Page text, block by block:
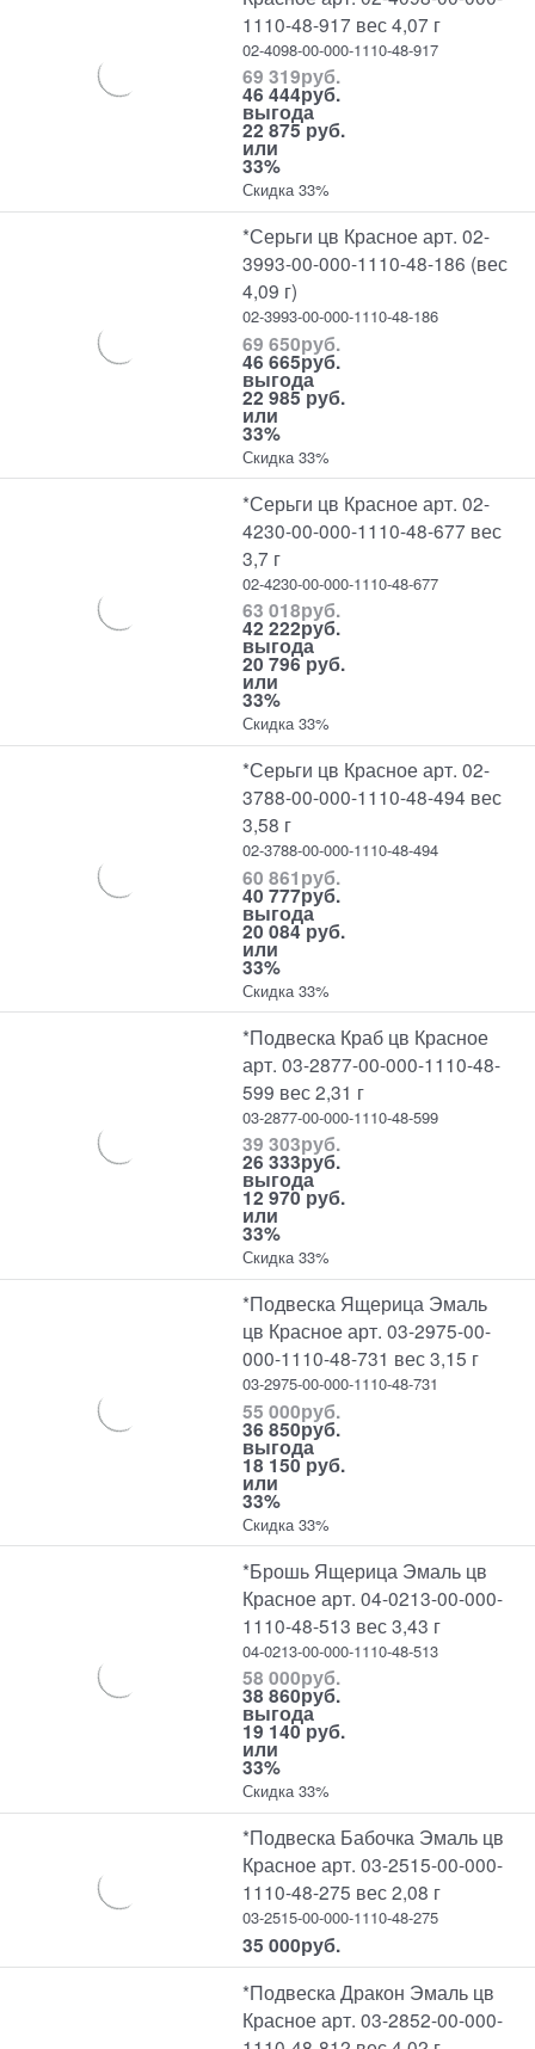
1110-48-917 вес 4,07 г
02-4098-00-000-1110-48-917
69 319руб.
46 444руб.
выгода
22 875 руб.
или
33%
Скидка 33%
*Серьги цв Красное арт. 02-
3993-00-000-1110-48-186 (вес
4,09 г)
02-3993-00-000-1110-48-186
69 650руб.
46 665руб.
выгода
22 985 руб.
или
33%
Скидка 33%
*Серьги цв Красное арт. 02-
4230-00-000-1110-48-677 вес
3,7 г
02-4230-00-000-1110-48-677
63 018руб.
42 222руб.
выгода
20 796 руб.
или
33%
Скидка 33%
*Серьги цв Красное арт. 02-
3788-00-000-1110-48-494 вес
3,58 г
02-3788-00-000-1110-48-494
60 861руб.
40 777руб.
выгода
20 084 руб.
или
33%
Скидка 33%
*Подвеска Краб цв Красное
арт. 03-2877-00-000-1110-48-
599 вес 2,31 г
03-2877-00-000-1110-48-599
39 303руб.
26 333руб.
выгода
12 970 руб.
или
33%
Скидка 33%
*Подвеска Ящерица Эмаль
цв Красное арт. 03-2975-00-
000-1110-48-731 вес 3,15 г
03-2975-00-000-1110-48-731
55 000руб.
36 850руб.
выгода
18 150 руб.
или
33%
Скидка 33%
*Брошь Ящерица Эмаль цв
Красное арт. 04-0213-00-000-
1110-48-513 вес 3,43 г
04-0213-00-000-1110-48-513
58 000руб.
38 860руб.
выгода
19 140 руб.
или
33%
Скидка 33%
*Подвеска Бабочка Эмаль цв
Красное арт. 03-2515-00-000-
1110-48-275 вес 2,08 г
03-2515-00-000-1110-48-275
35 000руб.
*Подвеска Дракон Эмаль цв
Красное арт. 03-2852-00-000-